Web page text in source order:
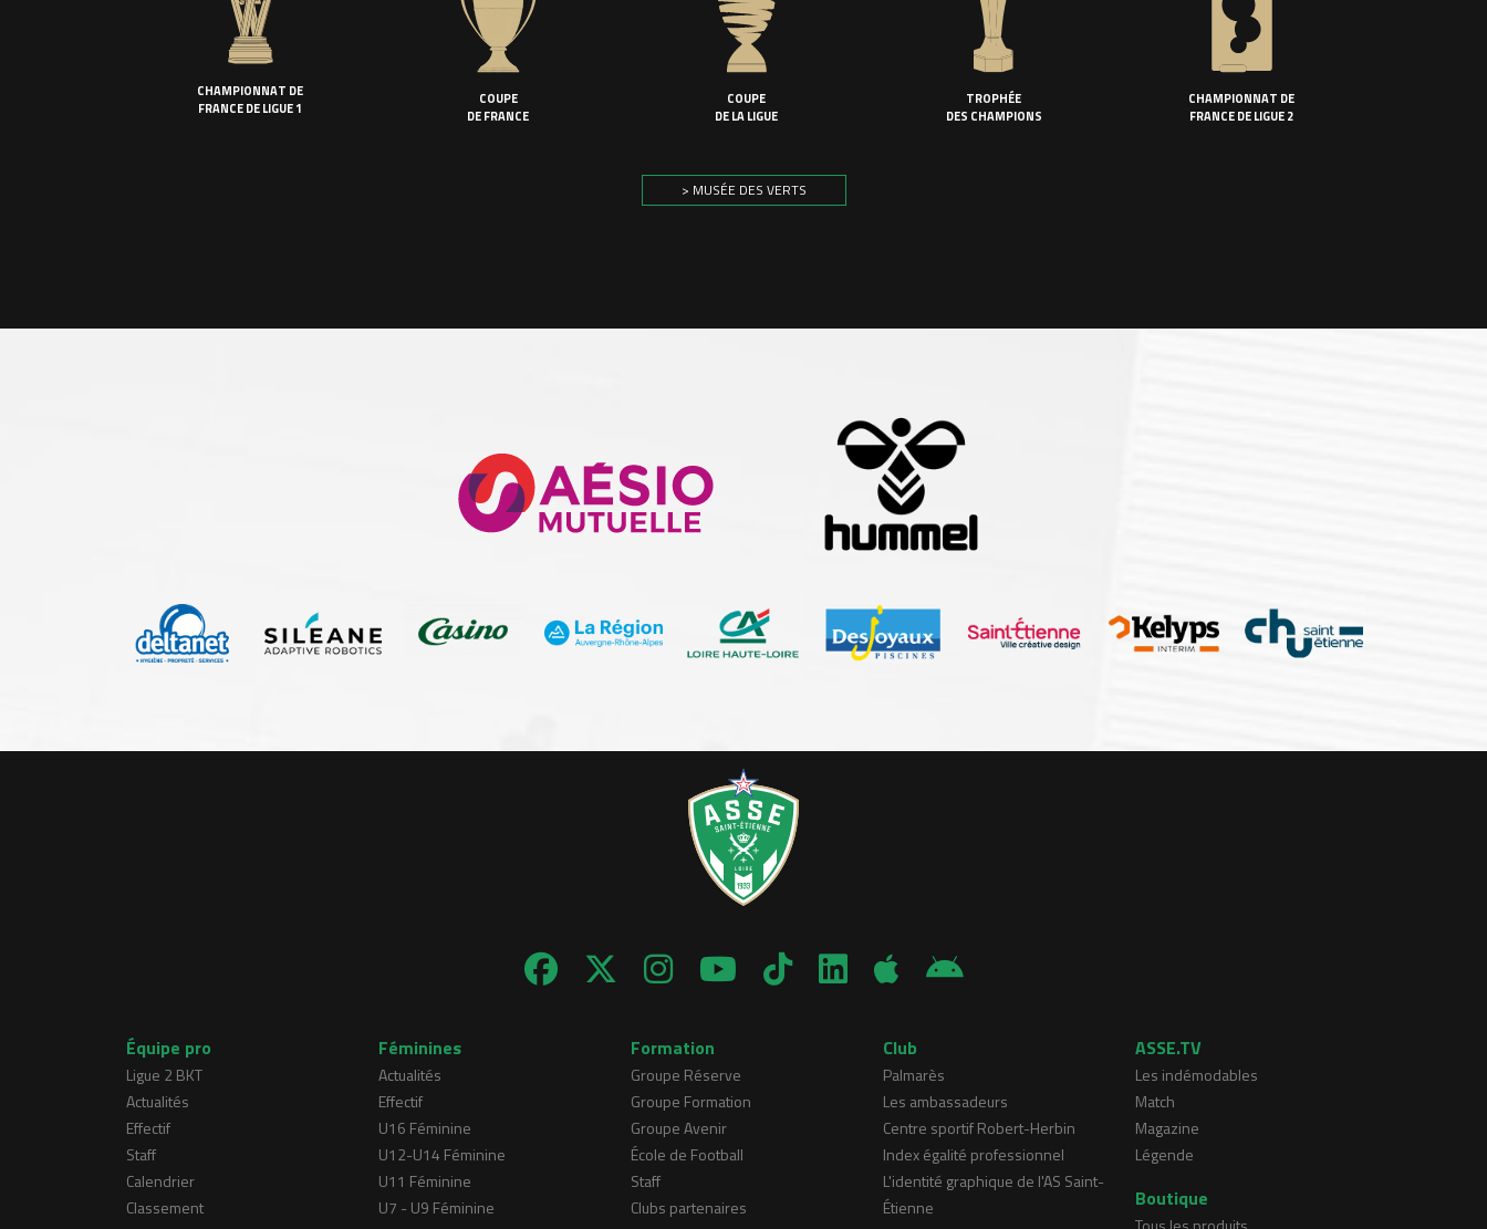
CHAMPIONNAT DE
FRANCE DE LIGUE 1
COUPE
DE FRANCE
COUPE
DE LA LIGUE
TROPHÉE
DES CHAMPIONS
CHAMPIONNAT DE
FRANCE DE LIGUE 2
> MUSÉE DES VERTS
Équipe pro
Ligue 2 BKT
Actualités
Effectif
Staff
Calendrier
Classement
Féminines
Actualités
Effectif
U16 Féminine
U12-U14 Féminine
U11 Féminine
U7 - U9 Féminine
Formation
Groupe Réserve
Groupe Formation
Groupe Avenir
École de Football
Staff
Clubs partenaires
Club
Palmarès
Les ambassadeurs
Centre sportif Robert-Herbin
Index égalité professionnel
L'identité graphique de l'AS Saint-
Étienne
ASSE.TV
Les indémodables
Match
Magazine
Légende
Boutique